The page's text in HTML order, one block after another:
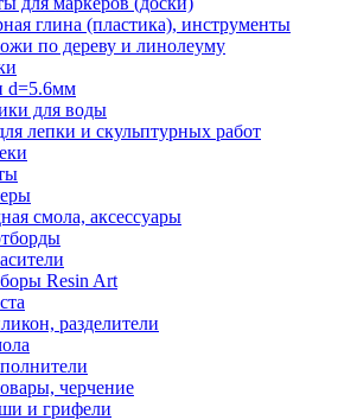
глина (пластика), инструменты
по дереву и линолеуму
d=5.6мм
для воды
лепки и скульптурных работ
смола, аксессуары
Resin Art
разделители
черчение
и грифели